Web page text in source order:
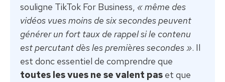
souligne TikTok For Business, « même des
vidéos vues moins de six secondes peuvent
générer un fort taux de rappel si le contenu
est percutant dès les premières secondes ». Il
est donc essentiel de comprendre que
toutes les vues ne se valent pas et que